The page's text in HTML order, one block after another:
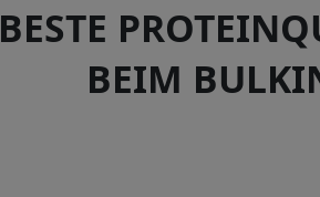
BESTE
BEIM